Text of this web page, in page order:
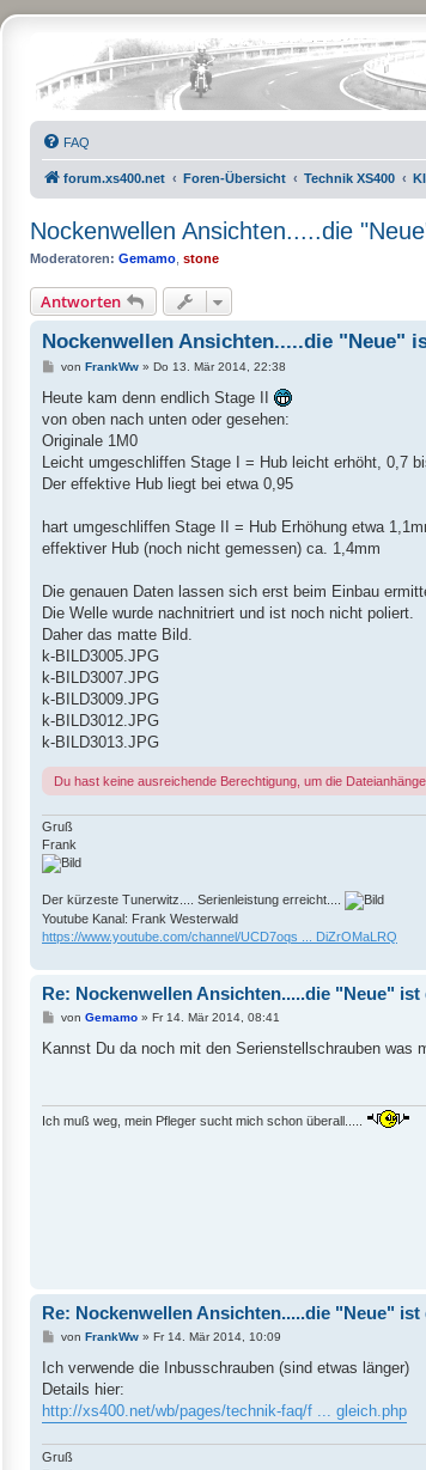
FAQ
forum.xs400.net Foren-Übersicht Technik XS400
Nockenwellen Ansichten.....die
Moderatoren: Gemamo stone
Antworten
Nockenwellen Ansichten.....die "Neue"
B
i
r
a
von FrankWw» Do 13. Mär 2014, 22:38
Heute kam denn endlich Stage II
von oben nach unten oder gesehen:
Originale 1M0
Leicht umgeschliffen Stage I = Hub leicht erhöht, 0,7
Der effektive Hub liegt bei etwa 0,95
hart umgeschliffen Stage II = Hub Erhöhung etwa
effektiver Hub (noch nicht gemessen) ca. 1,4mm
Die genauen Daten lassen sich erst beim Einbau
Die Welle wurde nachnitriert und ist noch nicht poliert.
Daher das matte Bild.
k-BILD3005.JPG
k-BILD3007.JPG
k-BILD3009.JPG
k-BILD3012.JPG
k-BILD3013.JPG
Du hast keine ausreichende Berechtigung, um die
Gruß
Frank
Der kürzeste Tunerwitz.... Serienleistung erreicht....
Youtube Kanal: Frank Westerwald
https://www.youtube.com/channel/UCD7oqs ... DiZrOMaLRQ
Re: Nockenwellen Ansichten.....die "Neue" ist
B
i
von Gemamo» Fr 14. Mär 2014, 08:41
Kannst Du da noch mit den Serienstellschrauben was
Ich muß weg, mein Pfleger sucht mich schon überall.....
Re: Nockenwellen Ansichten.....die "Neue" ist
B
i
r
a
g
von FrankWw» Fr 14. Mär 2014, 10:09
Ich verwende die Inbusschrauben (sind etwas länger)
Details hier:
http://xs400.net/wb/pages/technik-faq/f ... gleich.php
Gruß